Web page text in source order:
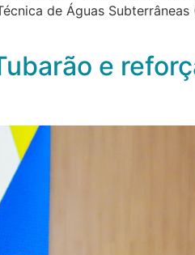
de Águas Subterrâneas
e